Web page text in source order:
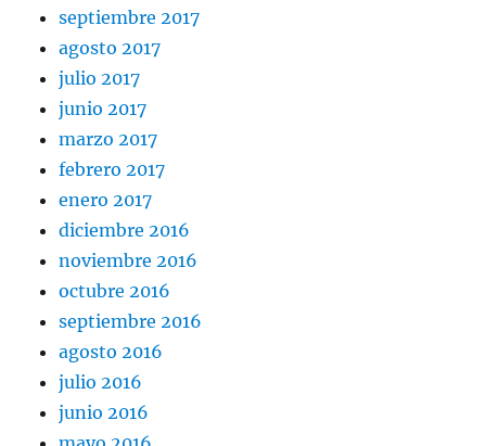
septiembre 2017
agosto 2017
julio 2017
junio 2017
marzo 2017
febrero 2017
enero 2017
diciembre 2016
noviembre 2016
octubre 2016
septiembre 2016
agosto 2016
julio 2016
junio 2016